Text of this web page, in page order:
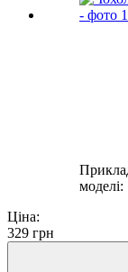
моделі:
Ціна:
329 грн